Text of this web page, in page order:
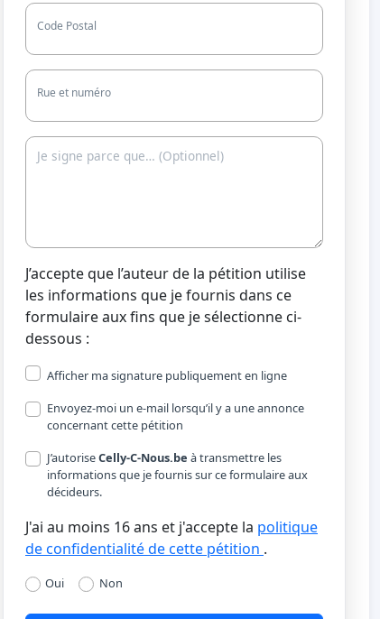
Code Postal
Rue et numéro
J’accepte que l’auteur de la pétition utilise
les informations que je fournis dans ce
formulaire aux fins que je sélectionne ci-
dessous :
Afficher ma signature publiquement en ligne
Envoyez-moi un e-mail lorsqu’il y a une annonce
concernant cette pétition
J’autoriseCelly-C-Nous.be à transmettre les
informations que je fournis sur ce formulaire aux
décideurs.
J'ai au moins 16 ans et j'accepte la politique
de confidentialité de cette pétition .
Oui Non